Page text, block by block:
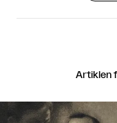
Artiklen